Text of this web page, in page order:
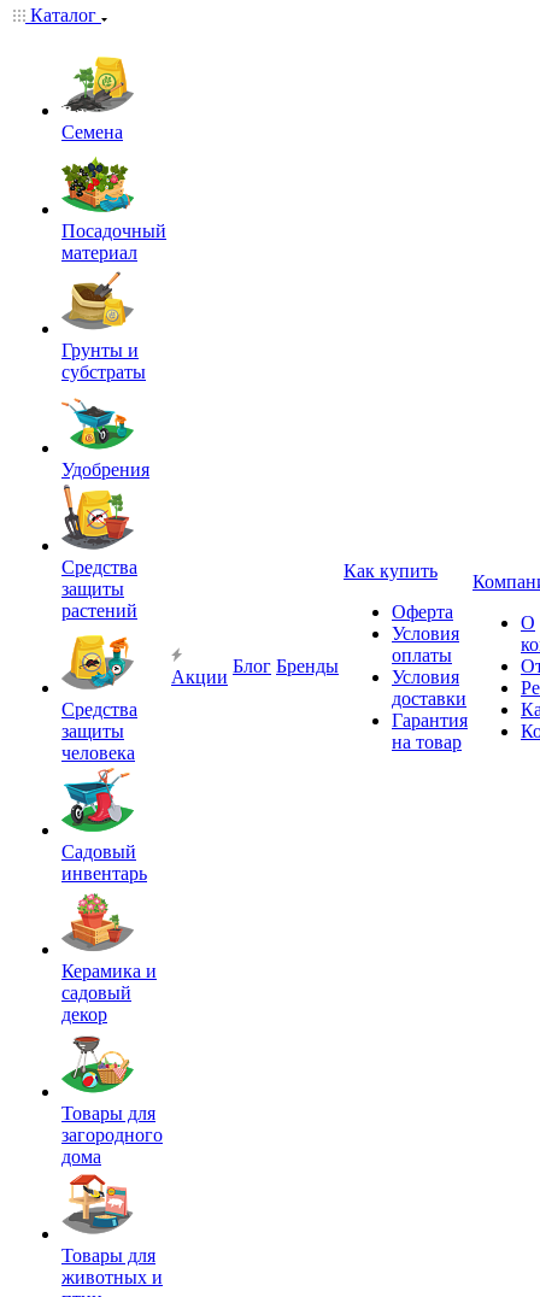
Каталог
Семена
Посадочный
материал
Грунты и
субстраты
Удобрения
Средства
защиты
растений
Средства
защиты
человека
Садовый
инвентарь
Керамика и
садовый
декор
Товары для
загородного
дома
Товары для
животных и
Акции
Блог Бренды
Как купить
Оферта
Условия
оплаты
Условия
доставки
Гарантия
на товар
О